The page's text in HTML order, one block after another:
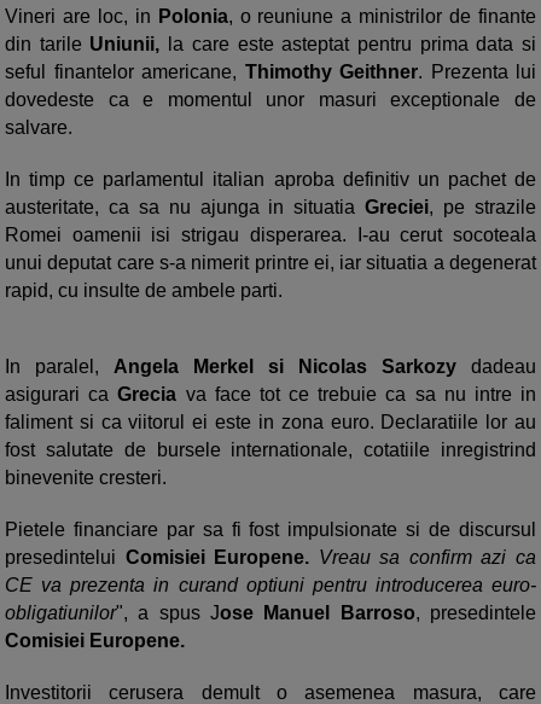
Vineri are loc, in Polonia, o reuniune a ministrilor de finante
din tarile Uniunii, la care este asteptat pentru prima data si
seful finantelor americane, Thimothy Geithner. Prezenta lui
dovedeste ca e momentul unor masuri exceptionale de
salvare.
In timp ce parlamentul italian aproba definitiv un pachet de
austeritate, ca sa nu ajunga in situatiaGreciei, pe strazile
Romei oamenii isi strigau disperarea. I-au cerut socoteala
unui deputat care s-a nimerit printre ei, iar situatia a degenerat
rapid, cu insulte de ambele parti.
In paralel, Angela Merkel si Nicolas Sarkozy dadeau
asigurari caGrecia va face tot ce trebuie ca sa nu intre in
faliment si ca viitorul ei este in zona euro. Declaratiile lor au
fost salutate de bursele internationale, cotatiile inregistrind
binevenite cresteri.
Pietele financiare par sa fi fost impulsionate si de discursul
presedintelui Comisiei Europene. Vreau sa confirm azi ca
CE va prezenta in curand optiuni pentru introducerea euro-
obligatiunilor", a spus Jose Manuel Barroso, presedintele
Comisiei Europene.
Investitorii cerusera demult o asemenea masura, care